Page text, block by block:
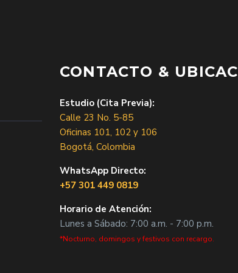
CONTACTO &
Estudio (Cita Previa):
Calle 23 No. 5-85
Oficinas 101, 102 y 106
Bogotá, Colombia
WhatsApp Directo:
+57 301 449 0819
Horario de Atención:
Lunes a Sábado: 7:00 a.m. - 7:00 p.m.
*Nocturno, domingos y festivos con recargo.